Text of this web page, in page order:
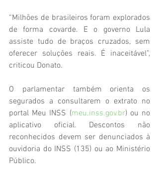
“Milhões de brasileiros foram explorados
de forma covarde. E o governo Lula
assiste tudo de braços cruzados, sem
oferecer soluções reais. É inaceitável”,
criticou Donato.
O parlamentar também orienta os
segurados a consultarem o extrato no
portal Meu INSS (meu.inss.gov.br) ou no
aplicativo oficial. Descontos não
reconhecidos devem ser denunciados à
ouvidoria do INSS (135) ou ao Ministério
Público.